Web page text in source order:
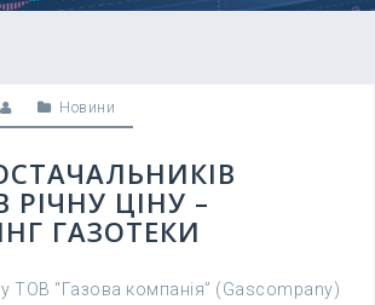
Новини
ЦІНУ –
ГАЗОТЕКИ
ТОВ “Газова компанія” (Gascompany)